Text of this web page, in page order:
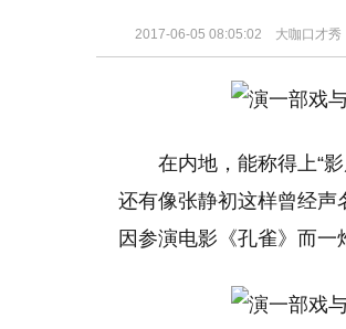
2017-06-05 08:05:02 大咖口才秀
在内地，能称得上“
还有像张静初这样曾经声
因参演电影《孔雀》而一